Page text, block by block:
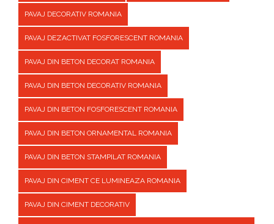
PAVAJ DECORATIV ROMANIA
PAVAJ DEZACTIVAT FOSFORESCENT ROMANIA
PAVAJ DIN BETON DECORAT ROMANIA
PAVAJ DIN BETON DECORATIV ROMANIA
PAVAJ DIN BETON FOSFORESCENT ROMANIA
PAVAJ DIN BETON ORNAMENTAL ROMANIA
PAVAJ DIN BETON STAMPILAT ROMANIA
PAVAJ DIN CIMENT CE LUMINEAZA ROMANIA
PAVAJ DIN CIMENT DECORATIV